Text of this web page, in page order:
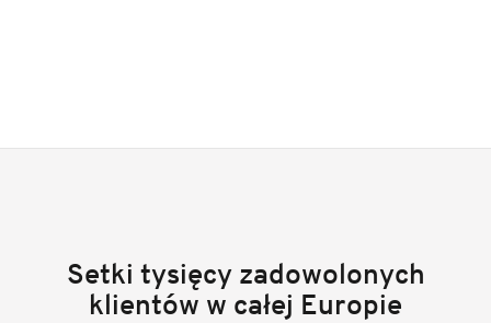
Setki tysięcy zadowolonych
klientów w całej Europie